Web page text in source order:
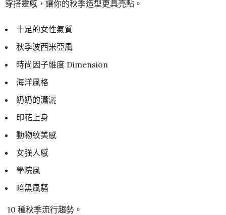
穿搭靈感，讓你的秋季造型更具亮點。
十足的女性氣質
秋季波西米亞風
時尚因子維度 Dimension
海洋風格
奶奶的瀟灑
印花上身
動物紋美感
女強人感
學院風
暗黑風騷
10 種秋季流行趨勢。